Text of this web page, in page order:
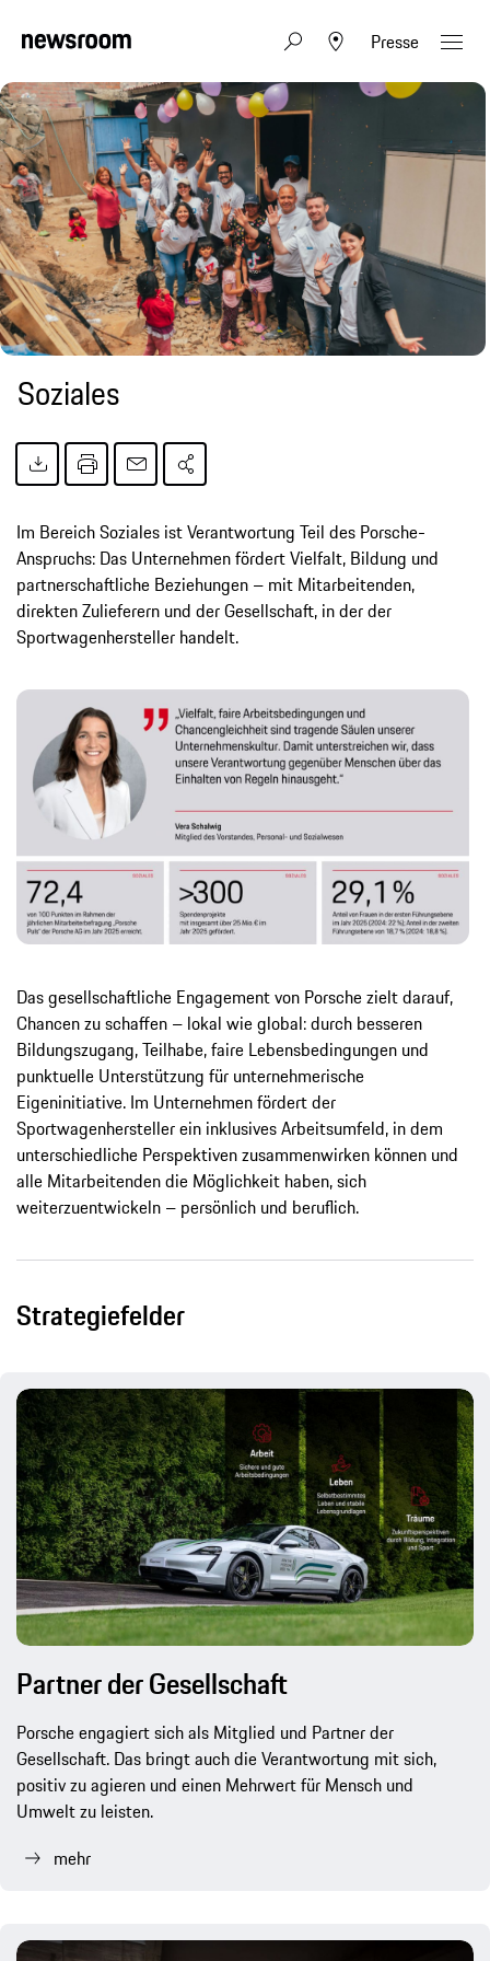
Presse
Soziales
Im Bereich Soziales ist Verantwortung Teil des Porsche-
Anspruchs: Das Unternehmen fördert Vielfalt, Bildung und
partnerschaftliche Beziehungen – mit Mitarbeitenden,
direkten Zulieferern und der Gesellschaft, in der der
Sportwagenhersteller handelt.
Das gesellschaftliche Engagement von Porsche zielt darauf,
Chancen zu schaffen – lokal wie global: durch besseren
Bildungszugang, Teilhabe, faire Lebensbedingungen und
punktuelle Unterstützung für unternehmerische
Eigeninitiative. Im Unternehmen fördert der
Sportwagenhersteller ein inklusives Arbeitsumfeld, in dem
unterschiedliche Perspektiven zusammenwirken können und
alle Mitarbeitenden die Möglichkeit haben, sich
weiterzuentwickeln – persönlich und beruflich.
Strategiefelder
Partner der Gesellschaft
Porsche engagiert sich als Mitglied und Partner der
Gesellschaft. Das bringt auch die Verantwortung mit sich,
positiv zu agieren und einen Mehrwert für Mensch und
Umwelt zu leisten.
mehr